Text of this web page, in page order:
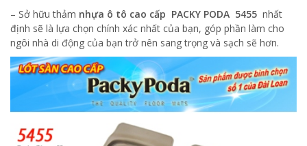
– Sở hữu thảm nhựa ô tô cao cấp PACKY PODA 5455 nhất
định sẽ là lựa chọn chính xác nhất của bạn, góp phần làm cho
ngôi nhà di động của bạn trở nên sang trọng và sạch sẽ hơn.